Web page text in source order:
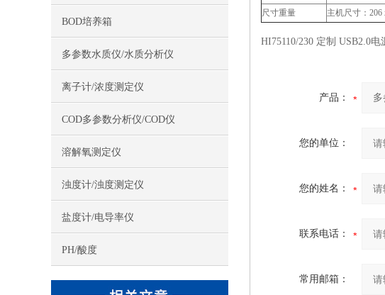
BOD培养箱
多参数水质仪/水质分析仪
离子计/浓度测定仪
COD多参数分析仪/COD仪
溶解氧测定仪
浊度计/浊度测定仪
盐度计/电导率仪
PH/酸度
尺寸重量
主机尺寸：206
HI75110/230 定制 USB2.0
产品：
您的单位：
您的姓名：
联系电话：
常用邮箱：